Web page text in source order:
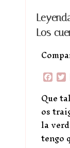
Los
Que
os
la
tengo